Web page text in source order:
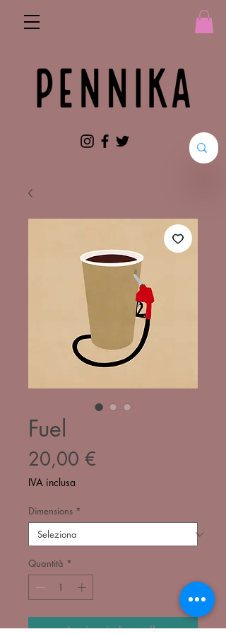
Fuel
20,00 €
IVA inclusa
Dimensions *
Quantità *
Aggiungi al carrello